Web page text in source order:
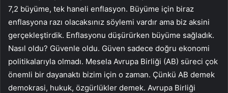
7,2 büyüme, tek haneli enflasyon. Büyüme için biraz
enflasyona razı olacaksınız söylemi vardır ama biz aksini
gerçekleştirdik. Enflasyonu düşürürken büyüme sağladık.
Nasıl oldu? Güvenle oldu. Güven sadece doğru ekonomi
politikalarıyla olmadı. Mesela Avrupa Birliği (AB) süreci çok
önemli bir dayanaktı bizim için o zaman. Çünkü AB demek
demokrasi, hukuk, özgürlükler demek. Avrupa Birliği